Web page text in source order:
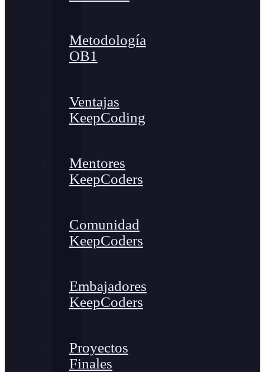
Metodología
OB1
Ventajas
KeepCoding
Mentores
KeepCoders
Comunidad
KeepCoders
Embajadores
KeepCoders
Proyectos
Finales